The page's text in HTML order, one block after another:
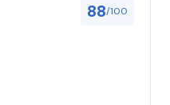
88/100